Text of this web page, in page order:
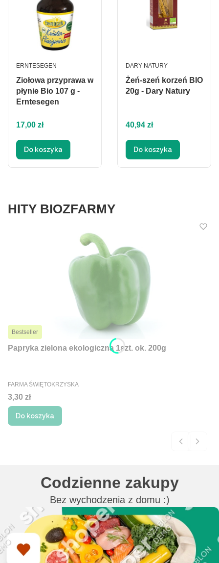
Ziołowa przyprawa w
płynie Bio 107 g -
Erntesegen
PRODUCENT
ERNTESEGEN
Cena
17,00 zł
Do koszyka
Żeń-szeń korzeń BIO
20g - Dary Natury
PRODUCENT
DARY NATURY
Cena
40,94 zł
Do koszyka
HITY BIOZFARMY
Bestseller
Papryka zielona ekologiczna 1szt. ok. 200g
PRODUCENT
FARMA ŚWIĘTOKRZYSKA
Cena
3,30 zł
Do koszyka
Codzienne zakupy
Bez wychodzenia z domu :)